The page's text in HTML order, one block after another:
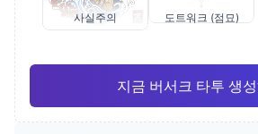
사실주의 도트워크 (점묘)
지금 버서크 타투 생